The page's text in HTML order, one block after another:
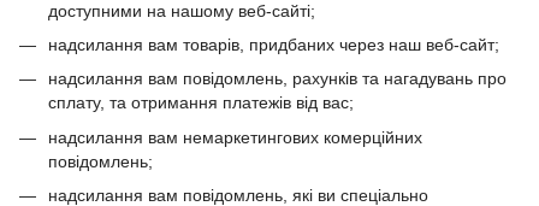
доступними на нашому веб-сайті;
надсилання вам товарів, придбаних через наш веб-сайт;
надсилання вам повідомлень, рахунків та нагадувань про
сплату, та отримання платежів від вас;
надсилання вам немаркетингових комерційних
повідомлень;
надсилання вам повідомлень, які ви спеціально